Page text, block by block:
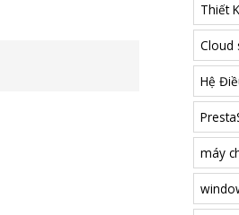
Thiết
Cloud
Hệ
máy